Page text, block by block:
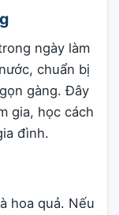
ngày làm
chuẩn bị
gàng. Đây
gia, học cách
đình.
hoa quả. Nếu